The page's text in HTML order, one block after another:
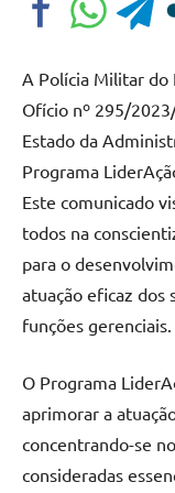
A Polícia Militar do
Ofício nº 295/
Estado da
Programa
Este comunicado
todos na
para o
atuação eficaz dos
funções gerenciais.
O Programa
aprimorar a
concentrando-se
consideradas